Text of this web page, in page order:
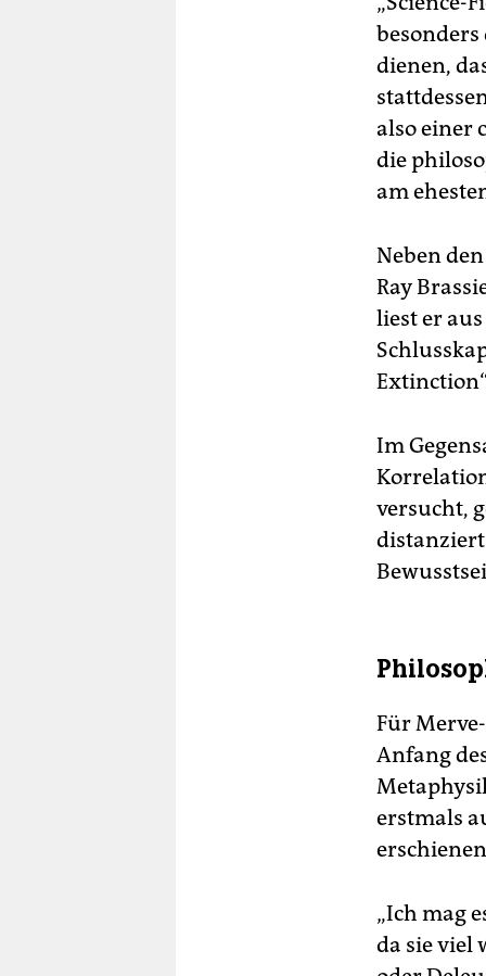
dienen,
also einer
die
am
Neben
Ray
liest er
Im
versucht,
Für
Anfang
erstmals
„Ich mag
da sie viel